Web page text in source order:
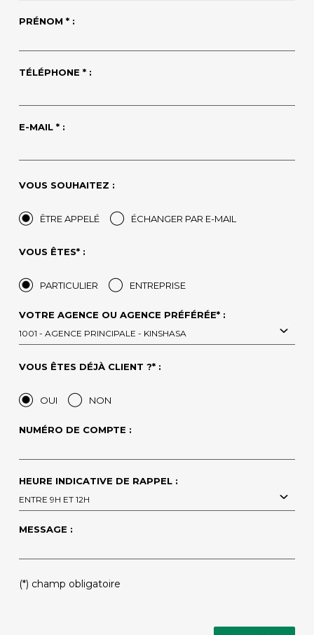
PRÉNOM * :
TÉLÉPHONE * :
E-MAIL * :
VOUS SOUHAITEZ :
ÊTRE APPELÉ ÉCHANGER PAR E-MAIL
VOUS ÊTES* :
PARTICULIER ENTREPRISE
VOTRE AGENCE OU AGENCE PRÉFÉRÉE* :
1001 - AGENCE PRINCIPALE - KINSHASA
VOUS ÊTES DÉJÀ CLIENT ?* :
OUI NON
NUMÉRO DE COMPTE :
HEURE INDICATIVE DE RAPPEL :
ENTRE 9H ET 12H
MESSAGE :
(*) champ obligatoire